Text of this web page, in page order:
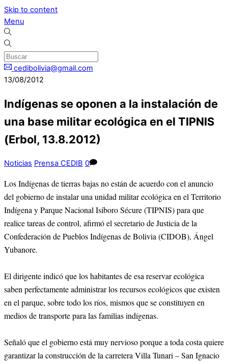
Skip to content
Menu
cedibolivia@gmail.com
13/08/2012
Indígenas se oponen a la instalación de
una base militar ecológica en el TIPNIS
(Erbol, 13.8.2012)
Noticias Prensa CEDIB 0
Los Indígenas de tierras bajas no están de acuerdo con el anuncio
del gobierno de instalar una unidad militar ecológica en el Territorio
Indígena y Parque Nacional Isiboro Sécure (TIPNIS) para que
realice tareas de control, afirmó el secretario de Justicia de la
Confederación de Pueblos Indígenas de Bolivia (CIDOB), Ángel
Yubanore.
El dirigente indicó que los habitantes de esa reservar ecológica
saben perfectamente administrar los recursos ecológicos que existen
en el parque, sobre todo los ríos, mismos que se constituyen en
medios de transporte para las familias indígenas.
Señaló que el gobierno está muy nervioso porque a toda costa quiere
garantizar la construcción de la carretera Villa Tunari – San Ignacio